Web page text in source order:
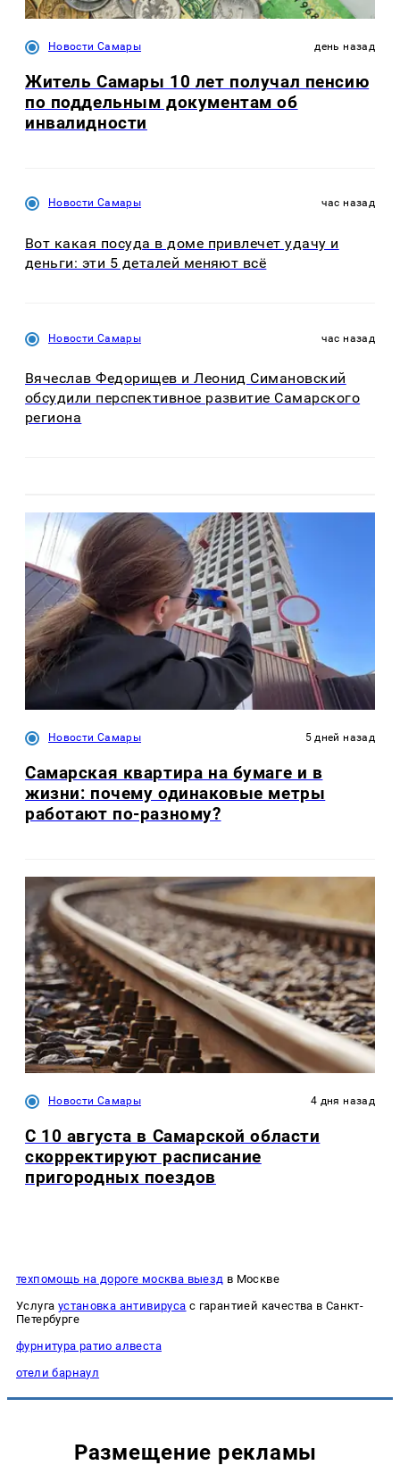
Новости Самары день назад
Житель Самары 10 лет получал пенсию
по поддельным документам об
инвалидности
Новости Самары час назад
Вот какая посуда в доме привлечет удачу и
деньги: эти 5 деталей меняют всё
Новости Самары час назад
Вячеслав Федорищев и Леонид Симановский
обсудили перспективное развитие Самарского
региона
Новости Самары 5 дней назад
Самарская квартира на бумаге и в
жизни: почему одинаковые метры
работают по-разному?
Новости Самары 4 дня назад
С 10 августа в Самарской области
скорректируют расписание
пригородных поездов
техпомощь на дороге москва выезд в Москве
Услуга установка антивируса с гарантией качества в Санкт-
Петербурге
фурнитура ратио алвеста
отели барнаул
Размещение рекламы